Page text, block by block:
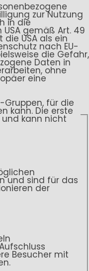
zur Nutzung
in die
gemäß Art. 49
die USA als ein
nach EU-
die Gefahr,
Daten in
ohne
eine
Gruppen, für die
kann. Die erste
und kann nicht
und sind für das
der
Besucher mit